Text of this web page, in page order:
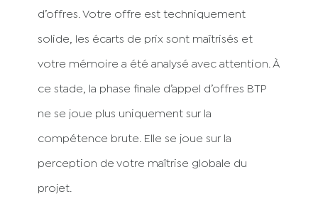
d’offres. Votre offre est techniquement
solide, les écarts de prix sont maîtrisés et
votre mémoire a été analysé avec attention. À
ce stade, la phase finale d’appel d’offres BTP
ne se joue plus uniquement sur la
compétence brute. Elle se joue sur la
perception de votre maîtrise globale du
projet.